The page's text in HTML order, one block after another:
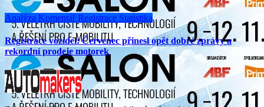
Analýza Komentář Registrace Statistika
Registrace vozidel: Červenec přinesl opět dobré zprávy a
rekordní prodeje motorek